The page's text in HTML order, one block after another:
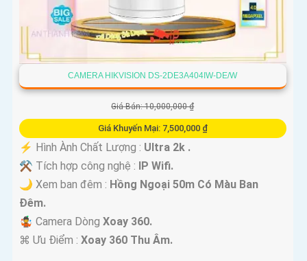
CAMERA HIKVISION DS-2DE3A404IW-DE/W
Giá Bán: 10,000,000 ₫
Giá Khuyến Mại: 7,500,000 ₫
️⚡ Hình Ành Chất Lượng : Ultra 2k .
⚒ Tích hợp công nghệ :
IP Wifi.
🌙 Xem ban đêm : Hồng Ngoại 50m Có Màu Ban
Đêm.
🤹 Camera Dòng Xoay 360.
️⌘ Ưu Điểm : Xoay 360 Thu Âm.